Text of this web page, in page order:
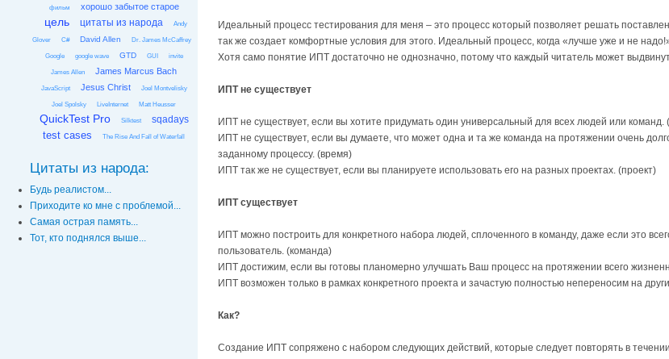
фильм хорошо забытое старое
цель цитаты из народа Andy
Glover C# David Allen Dr. James McCaffrey
Google google wave GTD GUI invite
James Allen James Marcus Bach
JavaScript Jesus Christ Joel Montvelisky
Joel Spolsky LiveInternet Matt Heusser
QuickTest Pro Silktest sqadays
test cases The Rise And Fall of Waterfall
Цитаты из народа:
Будь реалистом...
Приходите ко мне с проблемой...
Самая острая память...
Тот, кто поднялся выше...
Идеальный процесс тестирования для меня – это процесс который позволяет решать
так же создает комфортные условия для этого. Идеальный процесс, когда «лучше уже и не
Хотя само понятие ИПТ достаточно не однозначно, потому что каждый читатель может
ИПТ не существует
ИПТ не существует, если вы хотите придумать один универсальный для всех людей или команд.
ИПТ не существует, если вы думаете, что может одна и та же команда на протяжении очень
заданному процессу. (время)
ИПТ так же не существует, если вы планируете использовать его на разных проектах. (проект)
ИПТ существует
ИПТ можно построить для конкретного набора людей, сплоченного в команду, даже если это
пользователь. (команда)
ИПТ достижим, если вы готовы планомерно улучшать Ваш процесс на протяжении всего
ИПТ возможен только в рамках конкретного проекта и зачастую полностью непереносим на
Как?
Создание ИПТ сопряжено с набором следующих действий, которые следует повторять в